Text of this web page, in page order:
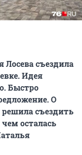
съездила
Идея
Быстро
О
съездить
осталась